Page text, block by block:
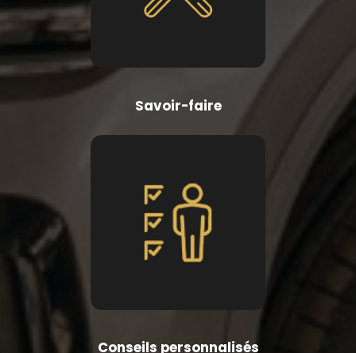
Savoir-faire
Conseils personnalisés